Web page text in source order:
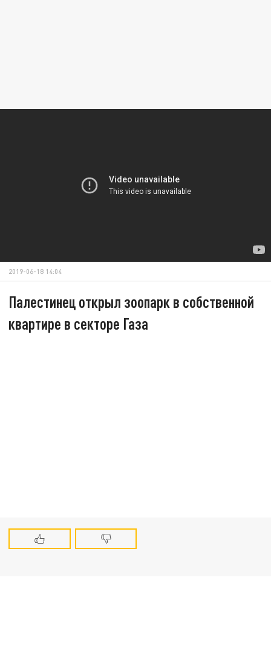
2019-06-18 14:04
Палестинец открыл зоопарк в собственной
квартире в секторе Газа